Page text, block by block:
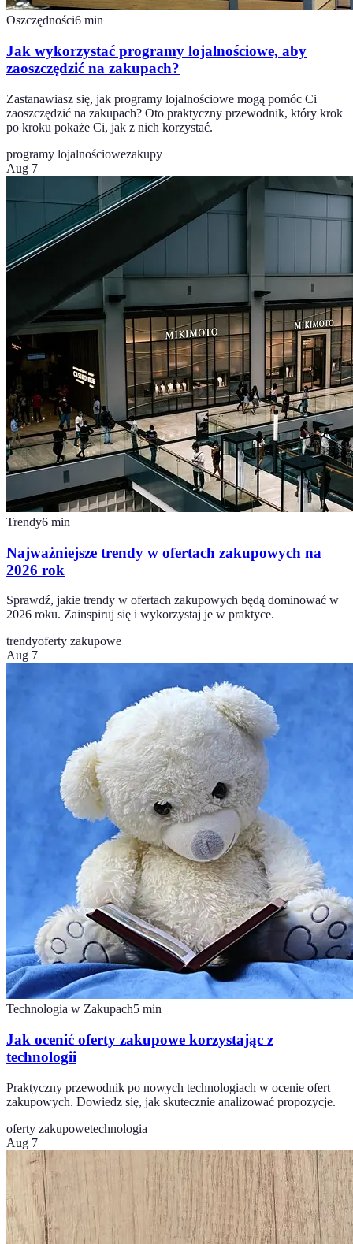
Oszczędności6 min
Jak wykorzystać programy lojalnościowe, aby
zaoszczędzić na zakupach?
Zastanawiasz się, jak programy lojalnościowe mogą pomóc Ci
zaoszczędzić na zakupach? Oto praktyczny przewodnik, który krok
po kroku pokaże Ci, jak z nich korzystać.
programy lojalnościowezakupy
Aug 7
Trendy6 min
Najważniejsze trendy w ofertach zakupowych na
2026 rok
Sprawdź, jakie trendy w ofertach zakupowych będą dominować w
2026 roku. Zainspiruj się i wykorzystaj je w praktyce.
trendyoferty zakupowe
Aug 7
Technologia w Zakupach5 min
Jak ocenić oferty zakupowe korzystając z
technologii
Praktyczny przewodnik po nowych technologiach w ocenie ofert
zakupowych. Dowiedz się, jak skutecznie analizować propozycje.
oferty zakupowetechnologia
Aug 7